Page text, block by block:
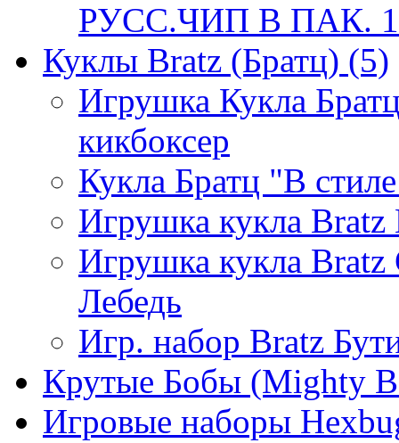
РУСС.ЧИП В ПАК.
Куклы Bratz (Братц) (5)
Игрушка Кукла
кикбоксер
Кукла Братц "В
Игрушка кукла
Игрушка кукла Bratz
Лебедь
Игр. набор Bratz
Крутые Бобы (Mighty
Игровые наборы